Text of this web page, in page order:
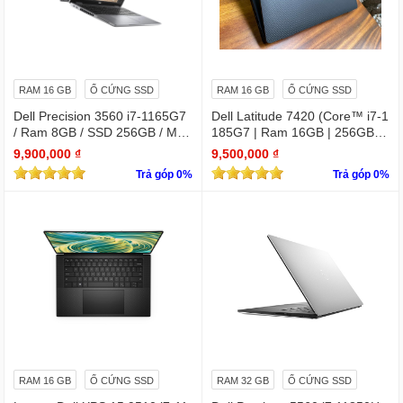
RAM 16 GB Ổ CỨNG SSD
Dell Precision 3560 i7-1165G7
/ Ram 8GB / SSD 256GB / Màn
15.6″ IPS Full HD 1920×1080 I
PS / VGA NVIDIA Quadro T500
9,900,000 ₫
Trả góp 0%
RAM 16 GB Ổ CỨNG SSD
Dell Latitude 7420 (Core™ i7-1
185G7 | Ram 16GB | 256GB S
SD | 14.0inch FHD)
9,500,000 ₫
Trả góp 0%
RAM 16 GB Ổ CỨNG SSD RAM 32 GB Ổ CỨNG SSD